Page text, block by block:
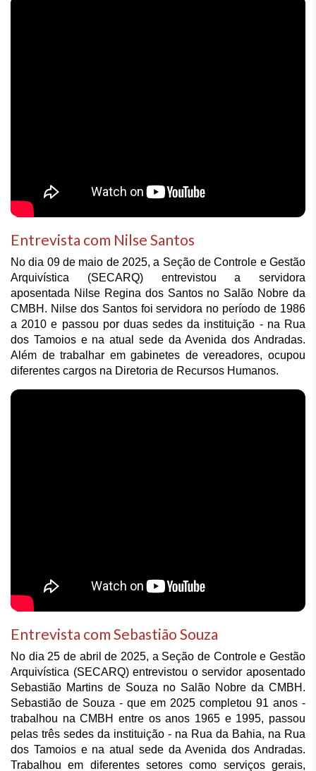
Entrevista com Nilse Santos
No dia 09 de maio de 2025, a Seção de Controle e Gestão
Arquivística (SECARQ) entrevistou a servidora
aposentada Nilse Regina dos Santos no Salão Nobre da
CMBH. Nilse dos Santos foi servidora no período de 1986
a 2010 e passou por duas sedes da instituição - na Rua
dos Tamoios e na atual sede da Avenida dos Andradas.
Além de trabalhar em gabinetes de vereadores, ocupou
diferentes cargos na Diretoria de Recursos Humanos.
Entrevista com Sebastião Souza
No dia 25 de abril de 2025, a Seção de Controle e Gestão
Arquivística (SECARQ) entrevistou o servidor aposentado
Sebastião Martins de Souza no Salão Nobre da CMBH.
Sebastião de Souza - que em 2025 completou 91 anos -
trabalhou na CMBH entre os anos 1965 e 1995, passou
pelas três sedes da instituição - na Rua da Bahia, na Rua
dos Tamoios e na atual sede da Avenida dos Andradas.
Trabalhou em diferentes setores como serviços gerais,